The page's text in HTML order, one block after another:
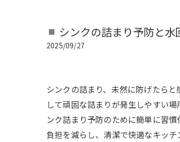
シンクの詰まり予防と
2025/09/27
シンクの詰まり、未然に防げたら
して頑固な詰まりが発生しやすい
ンク詰まり予防のために簡単に習
負担を減らし、清潔で快適なキッチ